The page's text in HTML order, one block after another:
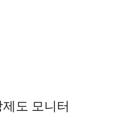
도 모니터